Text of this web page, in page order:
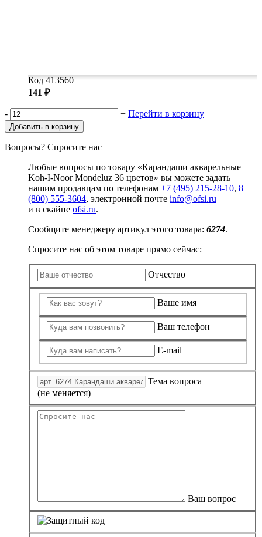
Код 413560
141 ₽
- + Перейти в корзину
Добавить в корзину
Вопросы? Спросите нас
Любые вопросы по товару «Карандаши акварельные
Koh-I-Noor Mondeluz 36 цветов» вы можете задать
нашим продавцам по телефонам +7 (495) 215-28-10, 8
(800) 555-3604, электронной почте info@ofsi.ru
и в скайпе ofsi.ru.
Сообщите менеджеру артикул этого товара: 6274.
Спросите нас об этом товаре прямо сейчас:
Отчество
Ваше имя
Ваш телефон
E-mail
Тема вопроса
(не меняется)
Ваш вопрос